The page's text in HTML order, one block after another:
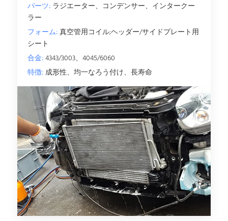
パーツ: ラジエーター、コンデンサー、インタークー
ラー
フォーム:真空管用コイル;ヘッダー/サイドプレート用
シート
合金:4343/3003、4045/6060
特徴:成形性、均一なろう付け、長寿命